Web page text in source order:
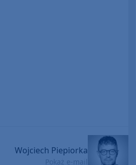
Wojciech Piepiorka
Pokaż e-mail